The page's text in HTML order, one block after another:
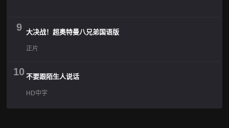
9 大决战！超奥特曼八兄弟国语版
正片
10 不要跟陌生人说话
HD中字